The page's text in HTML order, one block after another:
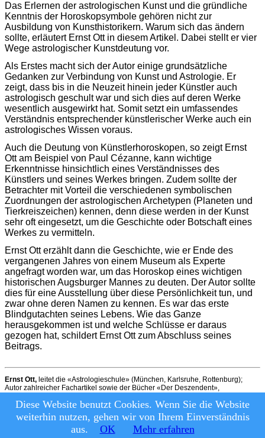
Diese Website benutzt Cookies. Wenn Sie die Website
weiterhin nutzen, gehen wir von Ihrem Einverständnis
aus.
OK Mehr erfahren
Das Erlernen der astrologischen Kunst und die gründliche
Kenntnis der Horoskopsymbole gehören nicht zur
Ausbildung von Kunsthistorikern. Warum sich das ändern
sollte, erläutert Ernst Ott in diesem Artikel. Dabei stellt er vier
Wege astrologischer Kunstdeutung vor.
Als Erstes macht sich der Autor einige grundsätzliche
Gedanken zur Verbindung von Kunst und Astrologie. Er
zeigt, dass bis in die Neuzeit hinein jeder Künstler auch
astrologisch geschult war und sich dies auf deren Werke
wesentlich ausgewirkt hat. Somit setzt ein umfassendes
Verständnis entsprechender künstlerischer Werke auch ein
astrologisches Wissen voraus.
Auch die Deutung von Künstlerhoroskopen, so zeigt Ernst
Ott am Beispiel von Paul Cézanne, kann wichtige
Erkenntnisse hinsichtlich eines Verständnisses des
Künstlers und seines Werkes bringen. Zudem sollte der
Betrachter mit Vorteil die verschiedenen symbolischen
Zuordnungen der astrologischen Archetypen (Planeten und
Tierkreiszeichen) kennen, denn diese werden in der Kunst
sehr oft eingesetzt, um die Geschichte oder Botschaft eines
Werkes zu vermitteln.
Ernst Ott erzählt dann die Geschichte, wie er Ende des
vergangenen Jahres von einem Museum als Experte
angefragt worden war, um das Horoskop eines wichtigen
historischen Augsburger Mannes zu deuten. Der Autor sollte
dies für eine Ausstellung über diese Persönlichkeit tun, und
zwar ohne deren Namen zu kennen. Es war das erste
Blindgutachten seines Lebens. Wie das Ganze
herausgekommen ist und welche Schlüsse er daraus
gezogen hat, schildert Ernst Ott zum Abschluss seines
Beitrags.
Ernst Ott, leitet die «Astrologieschule» (München, Karlsruhe, Rottenburg);
Autor zahlreicher Fachartikel sowie der Bücher «Der Deszendent»,
2024» (Website:www.astrologieschule.org)
© Astrologie Heute, 2026 | Datenschutz und Nutzungsbedingungen
Kontakt